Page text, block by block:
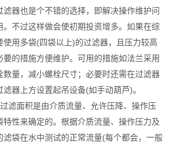
滤器也是个不错的选择，即解决操作维护问
。不过这样做会使初期投资增多。如果在综
使用多袋(四袋以上)的过滤器，且压力较高
要的措施方便维护。可用的措施如法兰采用
数量，减小螺栓尺寸；必要时还需在过滤器
滤器上方设置起吊设备(如手动葫芦)。
面积是由介质流量、允许压降、操作压
特性来确定的。根据介质流量、操作压力及
滤袋在水中测试的正常流量(每个都会，一般